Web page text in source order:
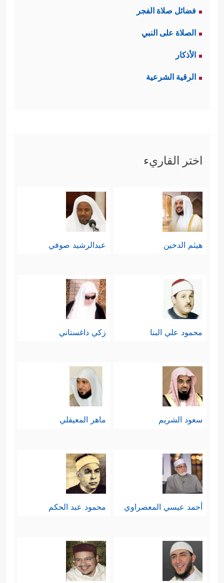
فضائل صلاة الفجر
الصلاة على النبي
الأذكار
الرقية الشرعية
اختر القاريء
هيثم الدخين عبدالرشيد صوفي
محمود علي البنا زكي داغستاني
سعود الشريم ماهر المعيقلي
أحمد عيسي المعصراوي محمود عبد الحكم